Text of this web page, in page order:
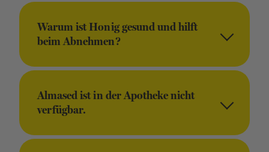
Warum ist Honig gesund und hilft
beim Abnehmen?
Almased ist in der Apotheke nicht
verfügbar.